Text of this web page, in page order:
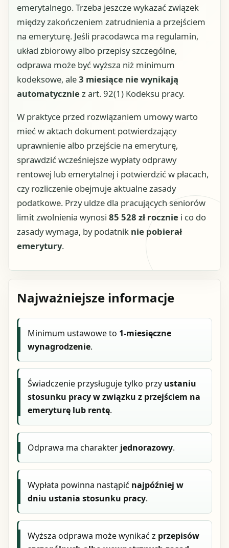
emerytalnego. Trzeba jeszcze wykazać związek
między zakończeniem zatrudnienia a przejściem
na emeryturę. Jeśli pracodawca ma regulamin,
układ zbiorowy albo przepisy szczególne,
odprawa może być wyższa niż minimum
kodeksowe, ale3 miesiące nie wynikają
automatycznie z art. 92(1) Kodeksu pracy.
W praktyce przed rozwiązaniem umowy warto
mieć w aktach dokument potwierdzający
uprawnienie albo przejście na emeryturę,
sprawdzić wcześniejsze wypłaty odprawy
rentowej lub emerytalnej i potwierdzić w płacach,
czy rozliczenie obejmuje aktualne zasady
podatkowe. Przy uldze dla pracujących seniorów
limit zwolnienia wynosi 85 528 zł rocznie i co do
zasady wymaga, by podatnik nie pobierał
emerytury.
Najważniejsze informacje
Minimum ustawowe to 1-miesięczne
wynagrodzenie.
Świadczenie przysługuje tylko przy ustaniu
stosunku pracy w związku z przejściem na
emeryturę lub rentę.
Odprawa ma charakter jednorazowy.
Wypłata powinna nastąpić najpóźniej w
dniu ustania stosunku pracy.
Wyższa odprawa może wynikać z przepisów